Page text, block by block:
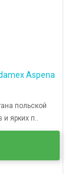
Aspena
польской
ярких п..